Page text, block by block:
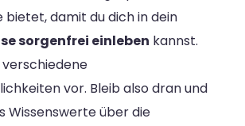
bietet, damit du dich in dein
sorgenfrei einleben kannst.
vor. Bleib also dran und
Wissenswerte über die